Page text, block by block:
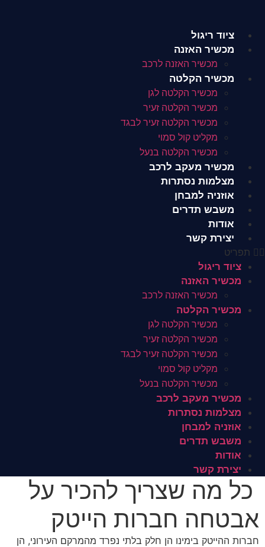
ציוד ריגול
מכשיר האזנה
מכשיר האזנה לרכב
מכשיר הקלטה
מכשיר הקלטה לגן
מכשיר הקלטה זעיר
מכשיר הקלטה זעיר לבגד
מקליט קול סמוי
מכשיר הקלטה בנעל
מכשיר מעקב לרכב
מצלמות נסתרות
אוזניה למבחן
משבש תדרים
אודות
יצירת קשר
תפריט
ציוד ריגול
מכשיר האזנה
מכשיר האזנה לרכב
מכשיר הקלטה
מכשיר הקלטה לגן
מכשיר הקלטה זעיר
מכשיר הקלטה זעיר לבגד
מקליט קול סמוי
מכשיר הקלטה בנעל
מכשיר מעקב לרכב
מצלמות נסתרות
אוזניה למבחן
משבש תדרים
אודות
יצירת קשר
כל מה שצריך להכיר על
אבטחה חברות הייטק
חברות ההייטק בימינו הן חלק בלתי נפרד מהמרקם העירוני, הן